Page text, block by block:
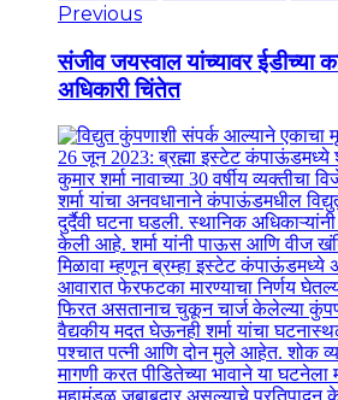
Previous
संजीव जयस्वाल यांच्यावर ईडीच्या
अधिकारी चिंतेत